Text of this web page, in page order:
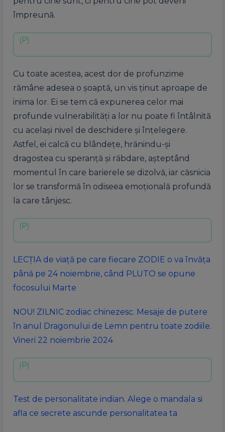
împreună.
Cu toate acestea, acest dor de profunzime
rămâne adesea o șoaptă, un vis ținut aproape de
inima lor. Ei se tem că expunerea celor mai
profunde vulnerabilități a lor nu poate fi întâlnită
cu același nivel de deschidere și înțelegere.
Astfel, ei calcă cu blândețe, hrănindu-și
dragostea cu speranță și răbdare, așteptând
momentul în care barierele se dizolvă, iar căsnicia
lor se transformă în odiseea emoțională profundă
la care tânjesc.
LECȚIA de viață pe care fiecare ZODIE o va învăța
până pe 24 noiembrie, când PLUTO se opune
focosului Marte
NOU! ZILNIC zodiac chinezesc. Mesaje de putere
în anul Dragonului de Lemn pentru toate zodiile.
Vineri 22 noiembrie 2024
Test de personalitate indian. Alege o mandala si
afla ce secrete ascunde personalitatea ta